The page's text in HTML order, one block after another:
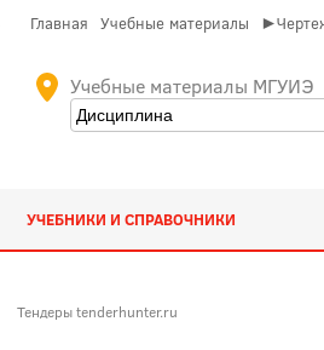
Главная Учебные материалы
Учебные материалы МГУИЭ
УЧЕБНИКИ И СПРАВОЧНИКИ
Тендеры tenderhunter.ru